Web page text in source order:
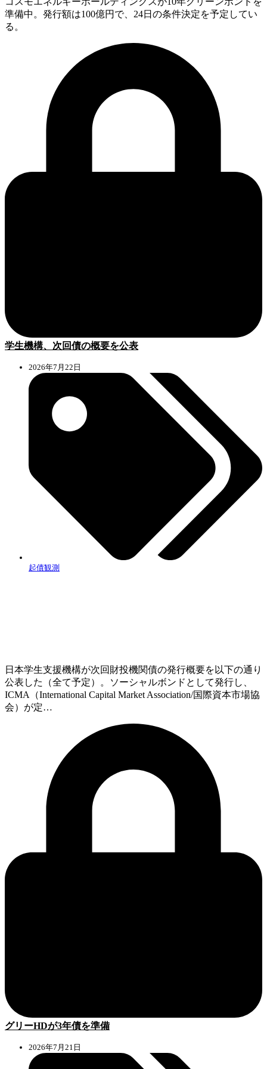
準備中。発行額は100億円で、24日の条件決定を予定してい
る。
学生機構、次回債の概要を公表
2026年7月22日
起債観測
日本学生支援機構が次回財投機関債の発行概要を以下の通り
公表した（全て予定）。ソーシャルボンドとして発行し、
ICMA（International Capital Market Association/国際資本市場協
会）が定…
グリーHDが3年債を準備
2026年7月21日